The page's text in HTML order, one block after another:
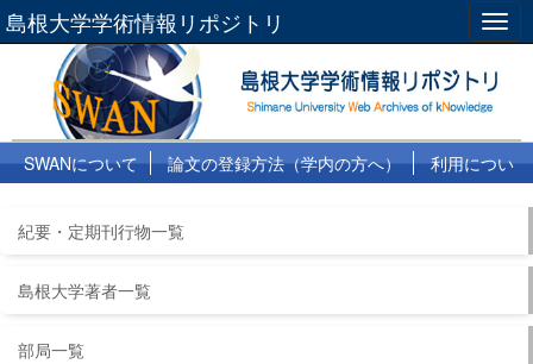
島根大学学術情報リポジトリ
SWANについて 論文の登録方法（学内の方へ）
利用につい
紀要・定期刊行物一覧
島根大学著者一覧
部局一覧